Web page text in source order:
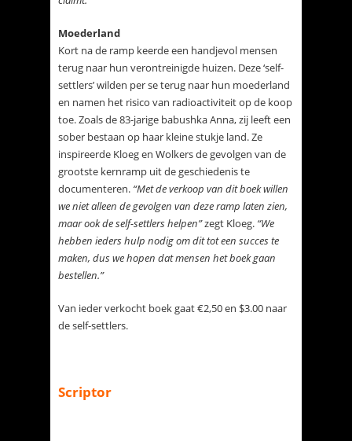
Moederland
Kort na de ramp keerde een handjevol mensen
terug naar hun verontreinigde huizen. Deze ‘self-
settlers’ wilden per se terug naar hun moederland
en namen het risico van radioactiviteit op de koop
toe. Zoals de 83-jarige babushka Anna, zij leeft een
sober bestaan op haar kleine stukje land. Ze
inspireerde Kloeg en Wolkers de gevolgen van de
grootste kernramp uit de geschiedenis te
documenteren. “Met de verkoop van dit boek willen
we niet alleen de gevolgen van deze ramp laten zien,
maar ook de self-settlers helpen”zegt Kloeg. “We
hebben ieders hulp nodig om dit tot een succes te
maken, dus we hopen dat mensen het boek gaan
bestellen.”
Van ieder verkocht boek gaat €2,50 en $3.00 naar
de self-settlers.
Scriptor